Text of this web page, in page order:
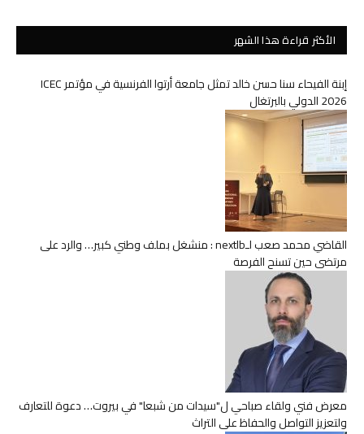
الأكثر قراءة هذا الشهر
إبنة الفيحاء سنا حسن خالد تمثل جامعة أرتوا الفرنسية في مؤتمر ICEC
2026 الدولي بالبرتغال
القاضي محمد صعب لـnextlb : منشغل بملف وطني كبير… والرد على
مرتضى حين تسنح الفرصة
معرض فني ولقاء صباحي ل"سيدات من شبعا" في بيروت… دعوة للتعارف
ولتعزيز التواصل والحفاظ على التراث